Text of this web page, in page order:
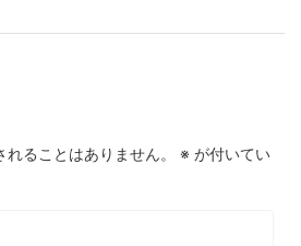
ることはありません。 ※ が付いてい